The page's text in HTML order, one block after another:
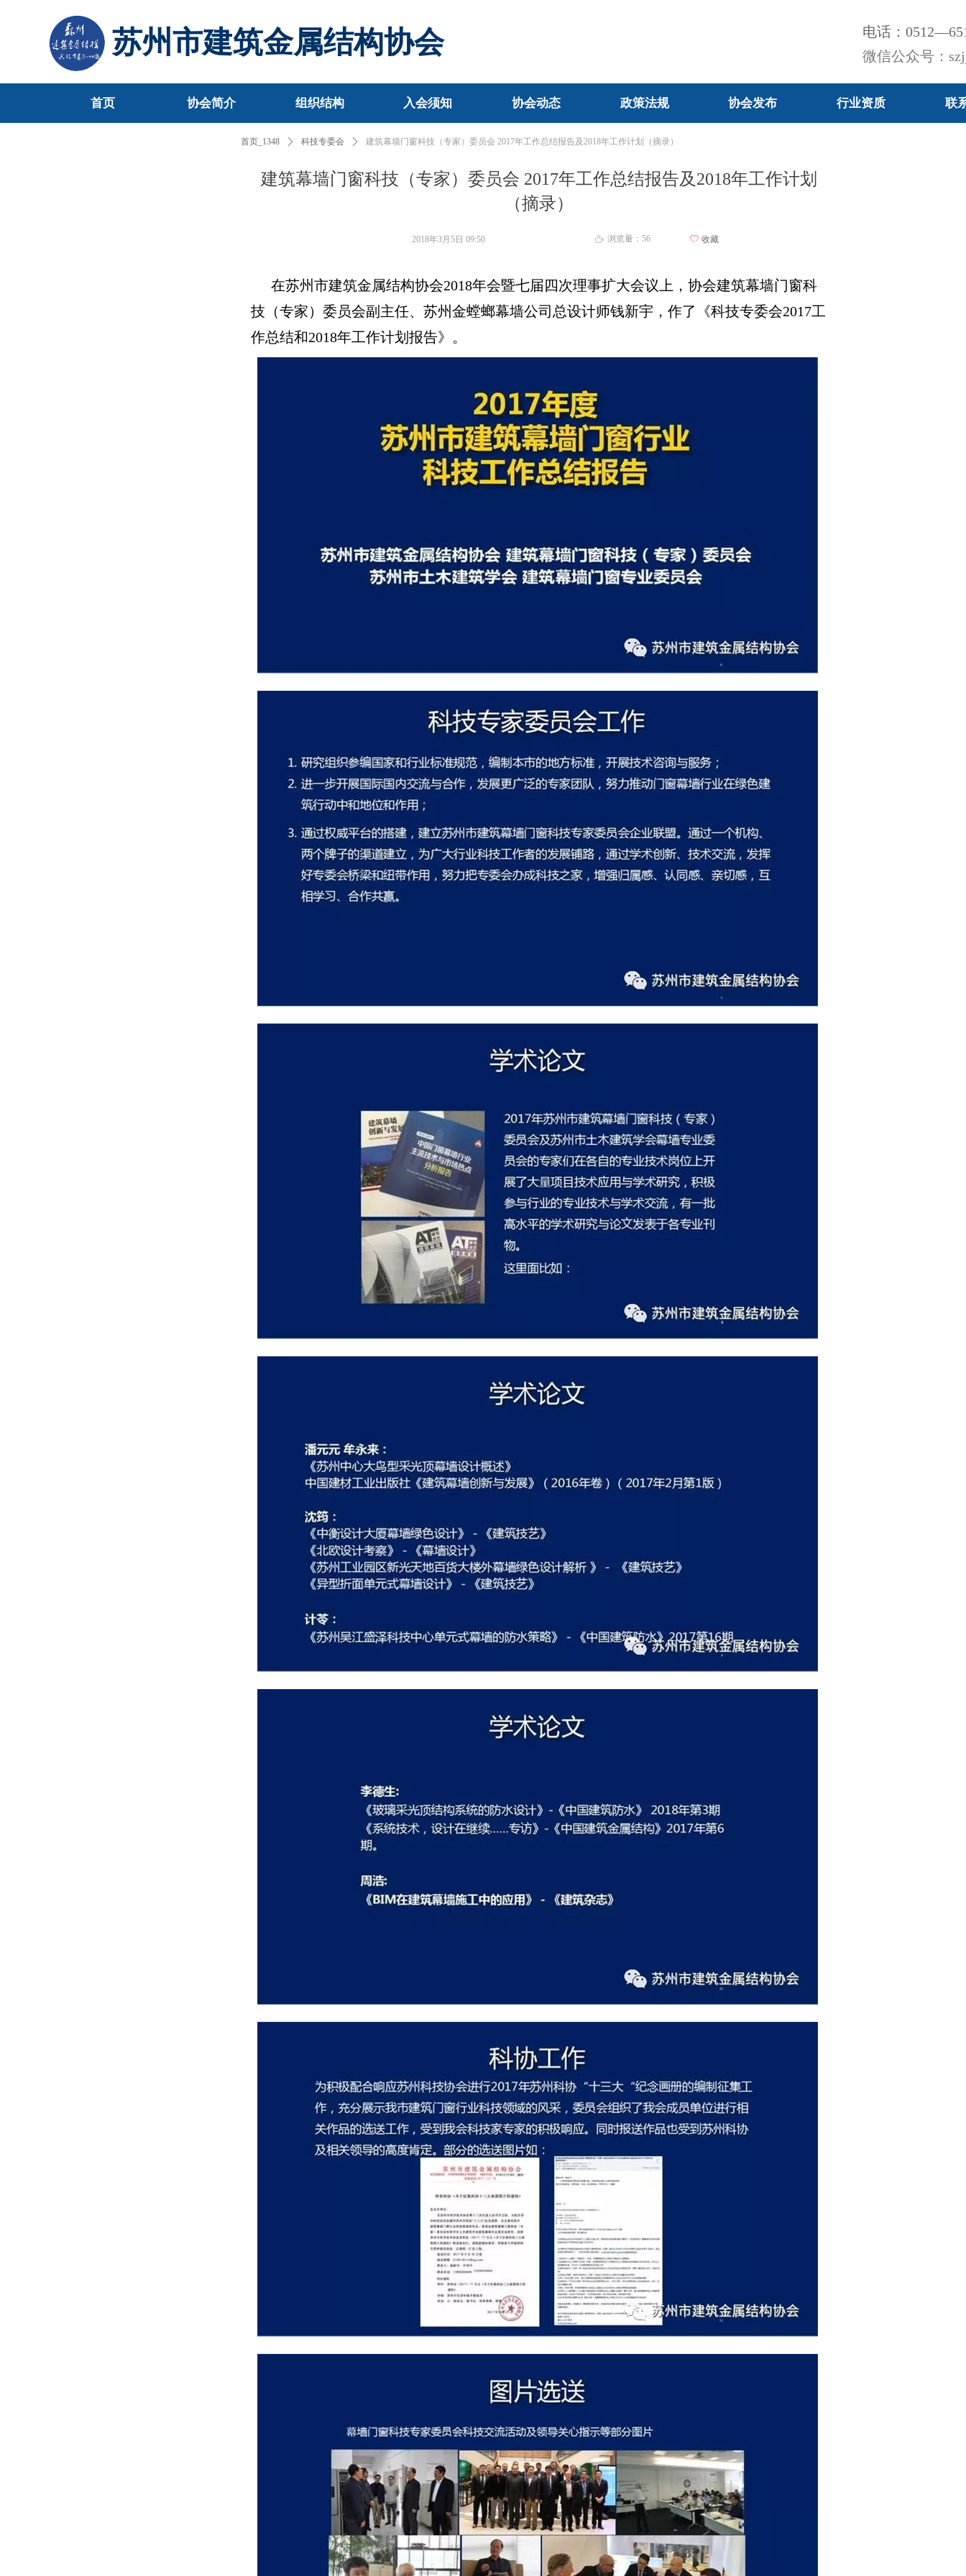
苏州市建筑金属结构协会
首页 协会简介 组织结构 入会须知 协会动态 政策法规 协会发布 行业资质 联
电话：
微信公众号：
建筑幕墙门窗科技（专家）委员会 2017年工作总结报告及2018年工作计划
（摘录）
首页_1348 ꄲ 科技专委会 ꄲ 建筑幕墙门窗科技（专家）委员会 2017年工作总结报告及2018年工作计划（摘录）
在苏州市建筑金属结构协会2018年会暨七届四次理事扩大会议上，协会建筑幕墙门窗科
技（专家）委员会副主任、苏州金螳螂幕墙公司总设计师钱新宇，作了《科技专委会2017工
作总结和2018年工作计划报告》。
2018年3月5日 09:50 ꄘ 浏览量： 56 ꄀ 收藏